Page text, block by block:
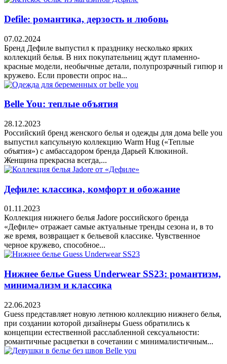
Defile: романтика, дерзость и любовь
07.02.2024
Бренд Дефиле выпустил к празднику несколько ярких
коллекций белья. В них покупательниц ждут пламенно-
красные модели, необычные детали, полупрозрачный гипюр и
кружево. Если провести опрос на...
Belle You: теплые объятия
28.12.2023
Российский бренд женского белья и одежды для дома belle you
выпустил капсульную коллекцию Warm Hug («Теплые
объятия») с амбассадором бренда Дарьей Клюкиной.
Женщина прекрасна всегда,...
Дефиле: классика, комфорт и обожание
01.11.2023
Коллекция нижнего белья Jadore российского бренда
«Дефиле» отражает самые актуальные тренды сезона и, в то
же время, возвращает к бельевой классике. Чувственное
черное кружево, способное...
Нижнее белье Guess Underwear SS23: романтизм,
минимализм и классика
22.06.2023
Guess представляет новую летнюю коллекцию нижнего белья,
при создании которой дизайнеры Guess обратились к
концепции естественной расслабленной сексуальности:
романтичные расцветки в сочетании с минималистичным...